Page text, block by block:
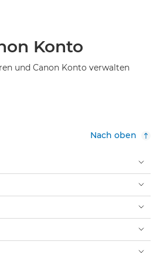
Konto
und Canon Konto verwalten
Nach oben